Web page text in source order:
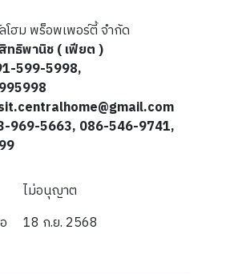
โฮม พร็อพเพอร์ตี้ จำกัด
ธิพานิช ( เฟียต )
599-5998,
969-5663, 086-546-9741,
ไม่อนุญาต
18 ก.ย. 2568